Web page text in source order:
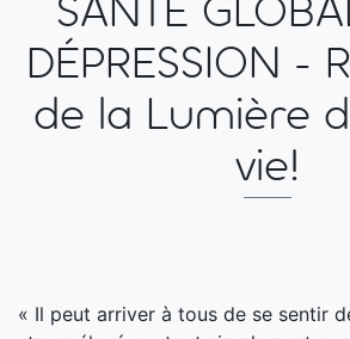
SANTÉ
DÉPRESSION -
de la Lumière
vie!
« Il peut arriver à tous de se sentir